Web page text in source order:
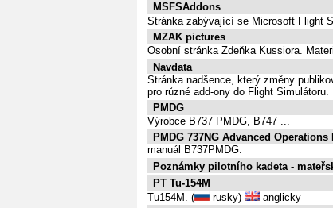
MSFSAddons
Stránka zabývající se Microsoft Flight
MZAK pictures
Osobní stránka Zdeňka Kussiora.
Navdata
Stránka nadšence, který změny
pro různé add-ony do Flight Simulátoru.
PMDG
Výrobce B737 PMDG, B747 ...
PMDG 737NG Advanced Operations
manuál B737PMDG.
Poznámky pilotního kadeta -
PT Tu-154M
Tu154M. (
rusky)
anglicky